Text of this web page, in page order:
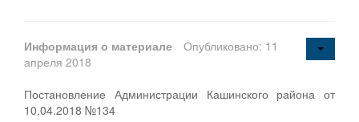
Информация о материале
Опубликовано: 11
апреля 2018
Постановление Администрации Кашинского района от
10.04.2018 №134